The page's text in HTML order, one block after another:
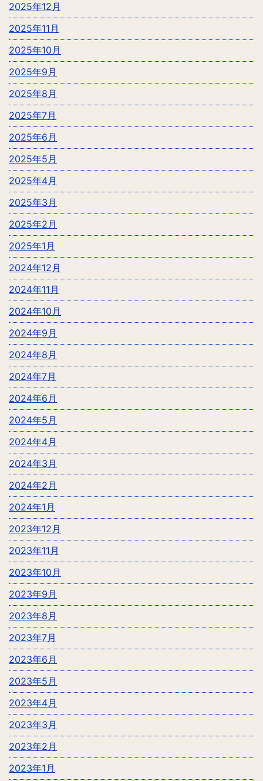
2025年12月
2025年11月
2025年10月
2025年9月
2025年8月
2025年7月
2025年6月
2025年5月
2025年4月
2025年3月
2025年2月
2025年1月
2024年12月
2024年11月
2024年10月
2024年9月
2024年8月
2024年7月
2024年6月
2024年5月
2024年4月
2024年3月
2024年2月
2024年1月
2023年12月
2023年11月
2023年10月
2023年9月
2023年8月
2023年7月
2023年6月
2023年5月
2023年4月
2023年3月
2023年2月
2023年1月